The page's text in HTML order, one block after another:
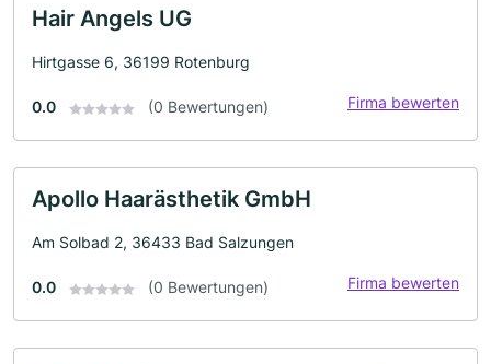
Hair Angels UG
Hirtgasse 6, 36199 Rotenburg
0.0 (0 Bewertungen) Firma bewerten
Apollo Haarästhetik GmbH
Am Solbad 2, 36433 Bad Salzungen
0.0 (0 Bewertungen) Firma bewerten